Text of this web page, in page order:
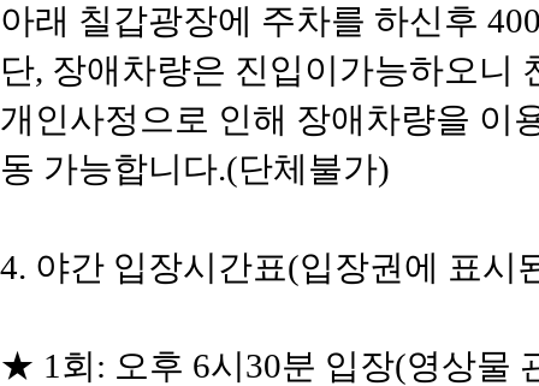
아래 칠갑광장에 주차를 하신후
단, 장애차량은 진입이가능하오니
개인사정으로 인해 장애차량을 이
동 가능합니다.(단체불가)
4. 야간 입장시간표(입장권에 표시
★ 1회: 오후 6시30분 입장(영상물